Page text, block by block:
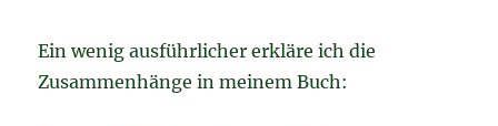
Ein wenig ausführlicher erkläre ich die
Zusammenhänge in meinem Buch: